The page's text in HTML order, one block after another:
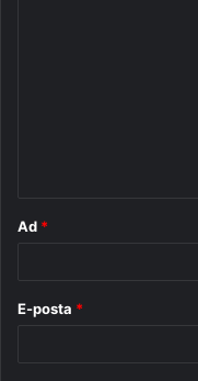
Ad *
E-posta *